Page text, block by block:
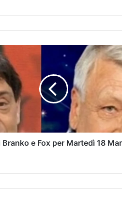
e Fox per Martedì 18